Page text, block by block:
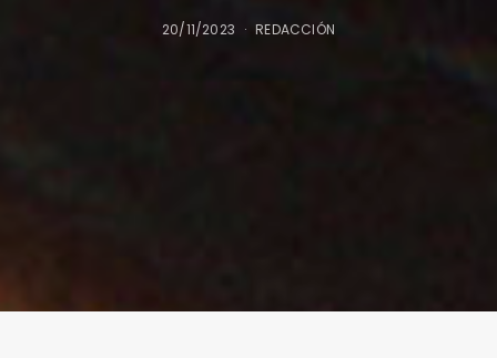
20/11/2023 REDACCIÓN